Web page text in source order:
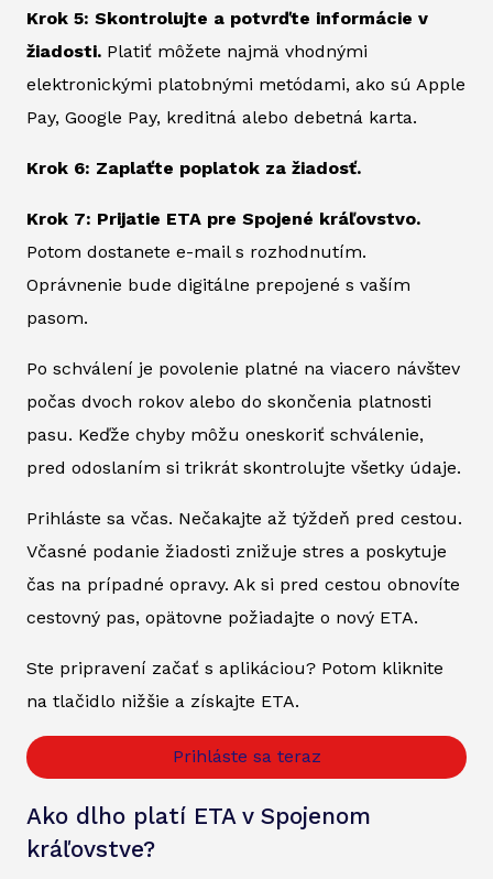
Krok 5: Skontrolujte a potvrďte informácie v
žiadosti. Platiť môžete najmä vhodnými
elektronickými platobnými metódami, ako sú Apple
Pay, Google Pay, kreditná alebo debetná karta.
Krok 6: Zaplaťte poplatok za žiadosť.
Krok 7: Prijatie ETA pre Spojené kráľovstvo.
Potom dostanete e-mail s rozhodnutím.
Oprávnenie bude digitálne prepojené s vaším
pasom.
Po schválení je povolenie platné na viacero návštev
počas dvoch rokov alebo do skončenia platnosti
pasu. Keďže chyby môžu oneskoriť schválenie,
pred odoslaním si trikrát skontrolujte všetky údaje.
Prihláste sa včas. Nečakajte až týždeň pred cestou.
Včasné podanie žiadosti znižuje stres a poskytuje
čas na prípadné opravy. Ak si pred cestou obnovíte
cestovný pas, opätovne požiadajte o nový ETA.
Ste pripravení začať s aplikáciou? Potom kliknite
na tlačidlo nižšie a získajte ETA.
Prihláste sa teraz
Ako dlho platí ETA v Spojenom
kráľovstve?